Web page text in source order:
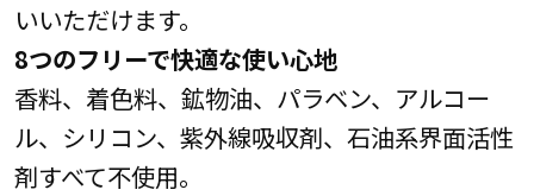
いいただけます。
8つのフリーで快適な使い心地
香料、着色料、鉱物油、パラベン、アルコー
ル、シリコン、紫外線吸収剤、石油系界面活性
剤すべて不使用。